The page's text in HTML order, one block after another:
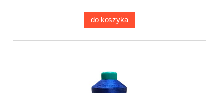
do koszyka